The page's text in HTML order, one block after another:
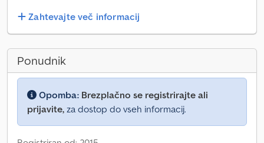
Zahtevajte več informacij
Ponudnik
Opomba: Brezplačno se registrirajte ali
prijavite, za dostop do vseh informacij.